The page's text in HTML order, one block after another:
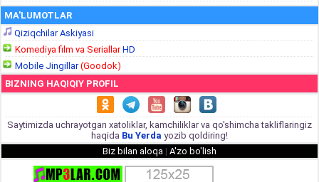
MA'LUMOTLAR
Qiziqchilar Askiyasi
Komediya film va SeriallarHD
Mobile Jingillar(Goodok)
BIZNING HAQIQIY PROFIL
Saytimizda uchrayotgan xatoliklar, kamchiliklar va qo'shimcha takliflaringiz
haqida Bu Yerda yozib qoldiring!
Biz bilan aloqa | A'zo bo'lish